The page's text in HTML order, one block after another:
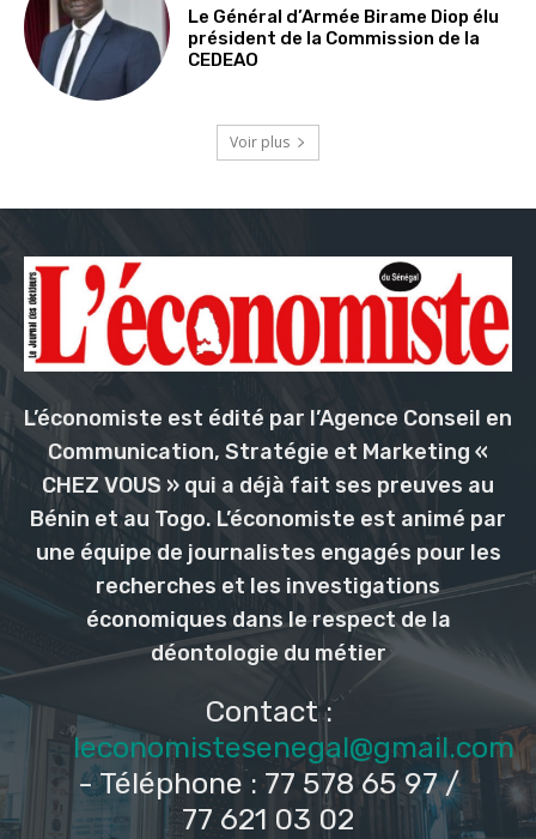
Le Général d’Armée Birame Diop élu
président de la Commission de la
CEDEAO
Voir plus
L’économiste est édité par l’Agence Conseil en
Communication, Stratégie et Marketing «
CHEZ VOUS » qui a déjà fait ses preuves au
Bénin et au Togo. L’économiste est animé par
une équipe de journalistes engagés pour les
recherches et les investigations
économiques dans le respect de la
déontologie du métier
Contact :
leconomistesenegal@gmail.com
- Téléphone : 77 578 65 97 /
77 621 03 02